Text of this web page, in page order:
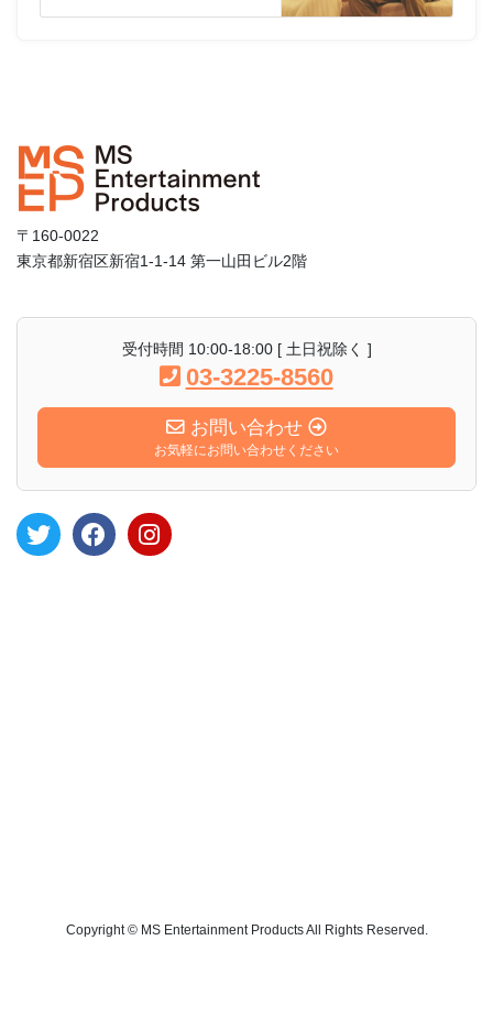
〒160-0022
東京都新宿区新宿1-1-14 第一山田ビル2階
受付時間 10:00-18:00 [ 土日祝除く ]
03-3225-8560
お問い合わせ
お気軽にお問い合わせください
Copyright © MS Entertainment Products All Rights Reserved.